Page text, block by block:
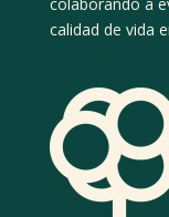
calidad de vida